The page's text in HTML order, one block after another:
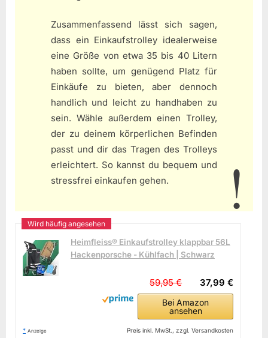
Zusammenfassend lässt sich sagen,
dass ein Einkaufstrolley idealerweise
eine Größe von etwa 35 bis 40 Litern
haben sollte, um genügend Platz für
Einkäufe zu bieten, aber dennoch
handlich und leicht zu handhaben zu
sein. Wähle außerdem einen Trolley,
der zu deinem körperlichen Befinden
passt und dir das Tragen des Trolleys
erleichtert. So kannst du bequem und
stressfrei einkaufen gehen.
Heimfleiss® Einkaufstrolley klappbar 56L
Hackenporsche - Kühlfach | Schwarz
37,99 €
59,95 €
Bei Amazon
ansehen
* Anzeige Preis inkl. MwSt., zzgl. Versandkosten